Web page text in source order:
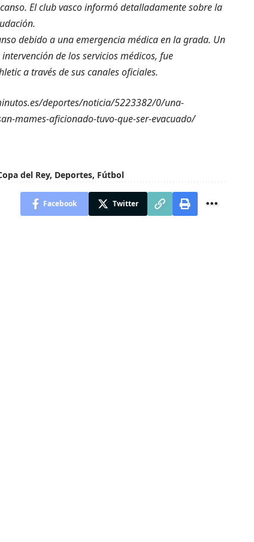
El club vasco informó detalladamente sobre la
debido a una emergencia médica en la grada. Un
de los servicios médicos, fue
a través de sus canales oficiales.
deportes/noticia/5223382/0/una-
mames-aficionado-tuvo-que-ser-evacuado/
del Rey, Deportes, Fútbol
Facebook Twitter